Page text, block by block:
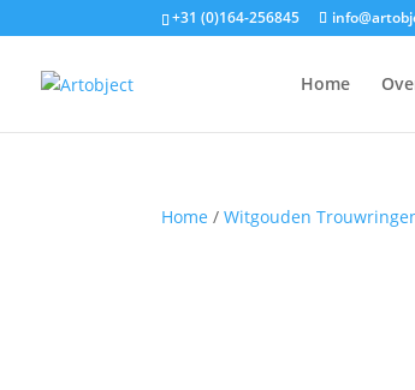
+31 (0)164-256845
Home
Home /Witgouden